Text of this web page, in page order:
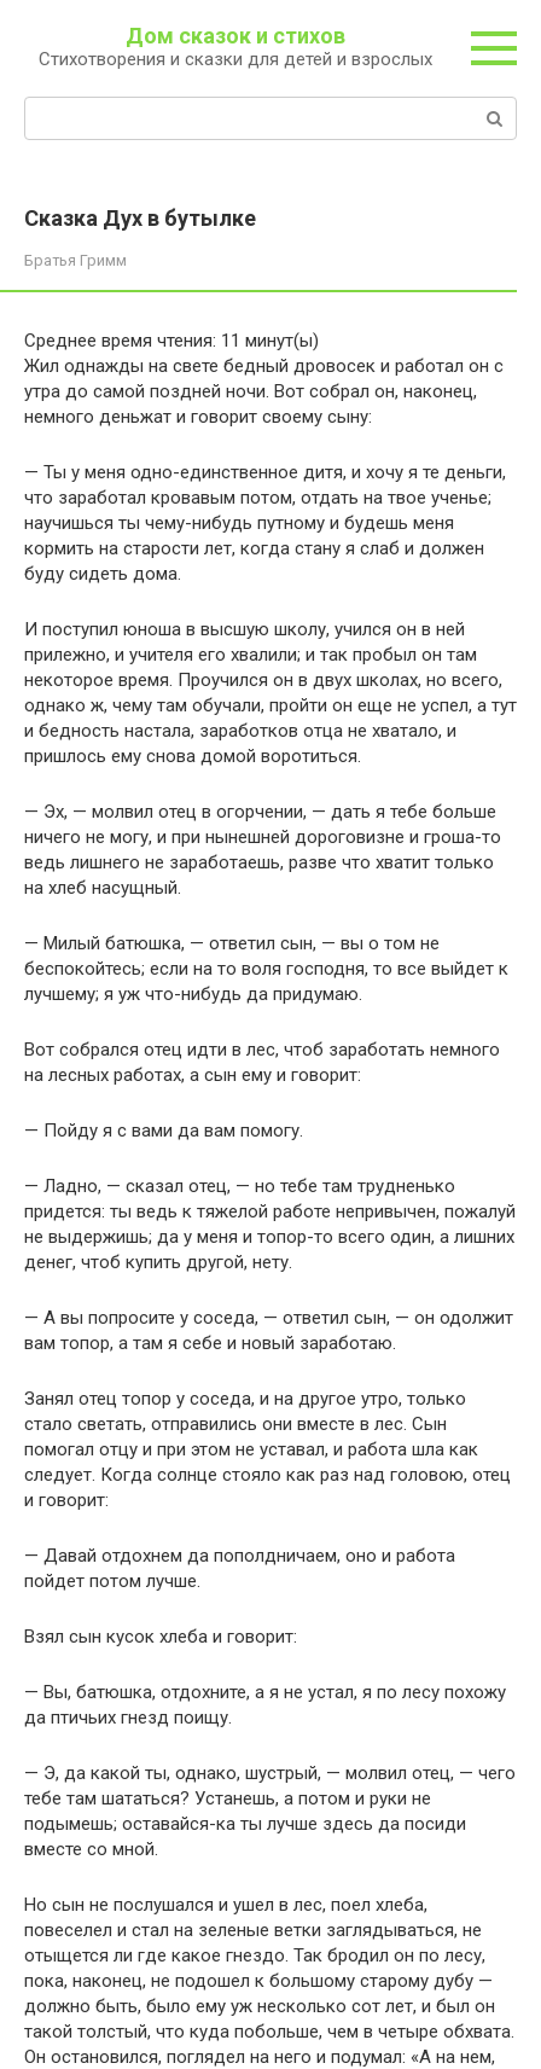
контенту
Дом сказок и стихов
Стихотворения и сказки для детей и взрослых
Сказка Дух в бутылке
Братья Гримм
Среднее время чтения: 11 минут(ы)
Жил однажды на свете бедный дровосек и работал он с
утра до самой поздней ночи. Вот собрал он, наконец,
немного деньжат и говорит своему сыну:
— Ты у меня одно-единственное дитя, и хочу я те деньги,
что заработал кровавым потом, отдать на твое ученье;
научишься ты чему-нибудь путному и будешь меня
кормить на старости лет, когда стану я слаб и должен
буду сидеть дома.
И поступил юноша в высшую школу, учился он в ней
прилежно, и учителя его хвалили; и так пробыл он там
некоторое время. Проучился он в двух школах, но всего,
однако ж, чему там обучали, пройти он еще не успел, а тут
и бедность настала, заработков отца не хватало, и
пришлось ему снова домой воротиться.
— Эх, — молвил отец в огорчении, — дать я тебе больше
ничего не могу, и при нынешней дороговизне и гроша-то
ведь лишнего не заработаешь, разве что хватит только
на хлеб насущный.
— Милый батюшка, — ответил сын, — вы о том не
беспокойтесь; если на то воля господня, то все выйдет к
лучшему; я уж что-нибудь да придумаю.
Вот собрался отец идти в лес, чтоб заработать немного
на лесных работах, а сын ему и говорит:
— Пойду я с вами да вам помогу.
— Ладно, — сказал отец, — но тебе там трудненько
придется: ты ведь к тяжелой работе непривычен, пожалуй
не выдержишь; да у меня и топор-то всего один, а лишних
денег, чтоб купить другой, нету.
— А вы попросите у соседа, — ответил сын, — он одолжит
вам топор, а там я себе и новый заработаю.
Занял отец топор у соседа, и на другое утро, только
стало светать, отправились они вместе в лес. Сын
помогал отцу и при этом не уставал, и работа шла как
следует. Когда солнце стояло как раз над головою, отец
и говорит:
— Давай отдохнем да пополдничаем, оно и работа
пойдет потом лучше.
Взял сын кусок хлеба и говорит:
— Вы, батюшка, отдохните, а я не устал, я по лесу похожу
да птичьих гнезд поищу.
— Э, да какой ты, однако, шустрый, — молвил отец, — чего
тебе там шататься? Устанешь, а потом и руки не
подымешь; оставайся-ка ты лучше здесь да посиди
вместе со мной.
Но сын не послушался и ушел в лес, поел хлеба,
повеселел и стал на зеленые ветки заглядываться, не
отыщется ли где какое гнездо. Так бродил он по лесу,
пока, наконец, не подошел к большому старому дубу —
должно быть, было ему уж несколько сот лет, и был он
такой толстый, что куда побольше, чем в четыре обхвата.
Он остановился, поглядел на него и подумал: «А на нем,